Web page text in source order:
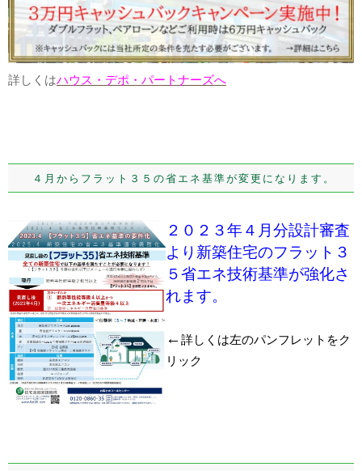
詳しくはハウス・デポ・パートナーズへ
４月からフラット３５の省エネ基準が変更になります。
２０２３年４月分設計審査
より新築住宅のフラット３
５省エネ技術基準が強化さ
れます。
←詳しくは左のパンフレットをク
リック